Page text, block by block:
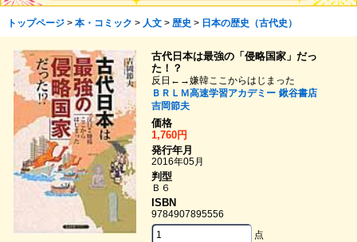
トップページ> 本・コミック > 人文> 歴史 > 日本の歴史（古代史）
古代日本は最強の「侵略国家」だっ
た！？
反日←→嫌韓ここからはじまった
ＢＲＬＭ高速学習アカデミー 鍬谷書店
吉岡節夫
価格
1,760円
発行年月
2016年05月
判型
Ｂ６
ISBN
9784907895556
点